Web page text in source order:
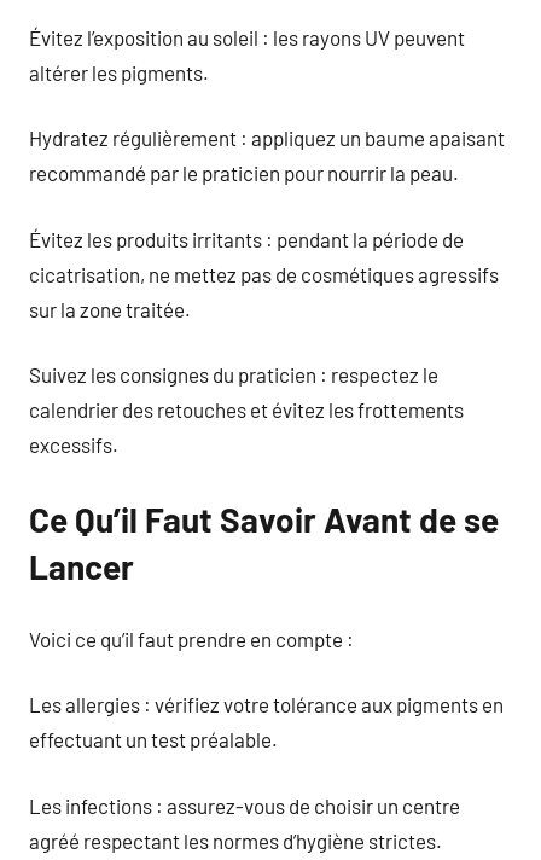
Évitez l’exposition au soleil : les rayons UV peuvent
altérer les pigments.
Hydratez régulièrement : appliquez un baume apaisant
recommandé par le praticien pour nourrir la peau.
Évitez les produits irritants : pendant la période de
cicatrisation, ne mettez pas de cosmétiques agressifs
sur la zone traitée.
Suivez les consignes du praticien : respectez le
calendrier des retouches et évitez les frottements
excessifs.
Ce Qu’il Faut Savoir Avant de se
Lancer
Voici ce qu’il faut prendre en compte :
Les allergies : vérifiez votre tolérance aux pigments en
effectuant un test préalable.
Les infections : assurez-vous de choisir un centre
agréé respectant les normes d’hygiène strictes.